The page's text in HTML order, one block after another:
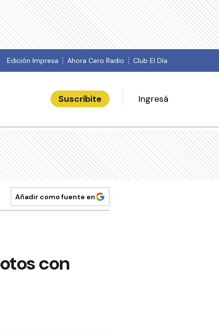
Edición Impresa Ahora Cero Radio Club El Día
Suscribite Ingresá
Añadir como fuente en
con